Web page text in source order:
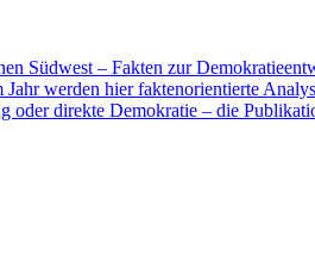
Südwest – Fakten zur
werden hier faktenorientierte
oder direkte Demokratie – die